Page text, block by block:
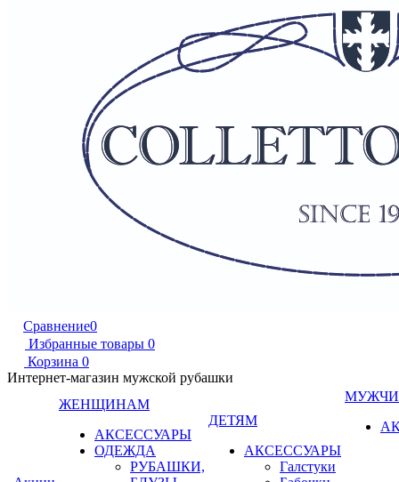
Сравнение0
Избранные товары 0
Корзина 0
Интернет-магазин мужской рубашки
ЖЕНЩИНАМ
АКСЕССУАРЫ
ОДЕЖДА
РУБАШКИ,
ДЕТЯМ
АКСЕССУАРЫ
Галстуки